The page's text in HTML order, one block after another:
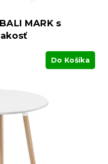
MARK s
Do Košíka